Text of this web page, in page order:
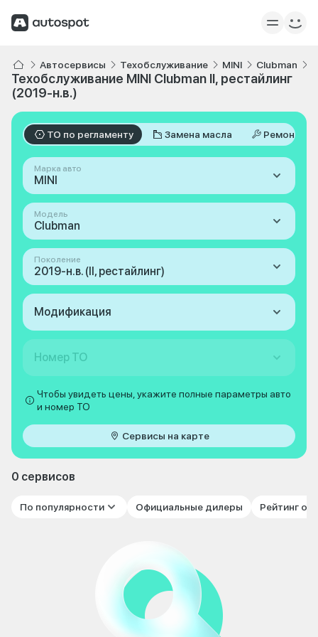
Автосервисы Техобслуживание MINI Clubman
Техобслуживание MINI Clubman II, рестайлинг
(2019-н.в.)
ТО по регламенту Замена масла Ремонт
Марка авто
MINI
Модель
Clubman
Поколение
2019-н.в. (II, рестайлинг)
Модификация
Номер ТО
Чтобы увидеть цены, укажите полные параметры авто
и номер ТО
Сервисы на карте
0 сервисов
По популярности Официальные дилеры Рейтинг